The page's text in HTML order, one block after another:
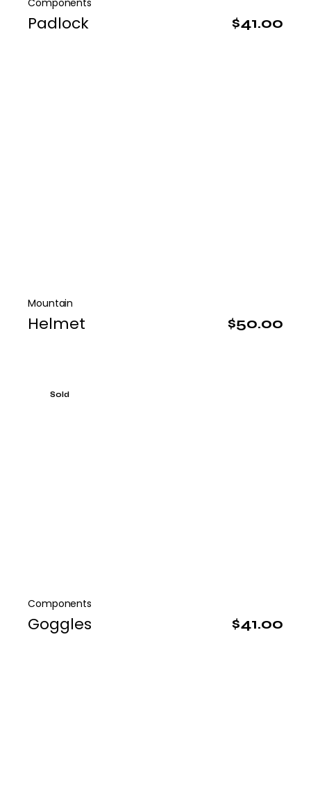
Padlock $41.00
Components
Helmet $50.00
Mountain
Sold
Goggles $41.00
Components